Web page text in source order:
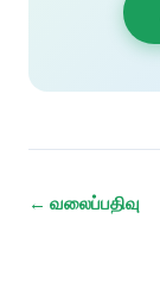
← வலைப்பதிவு